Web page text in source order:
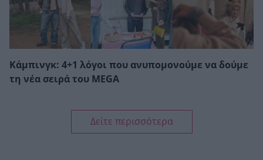
Κάμπινγκ: 4+1 λόγοι που ανυπομονούμε να δούμε
τη νέα σειρά του MEGA
Δείτε περισσότερα